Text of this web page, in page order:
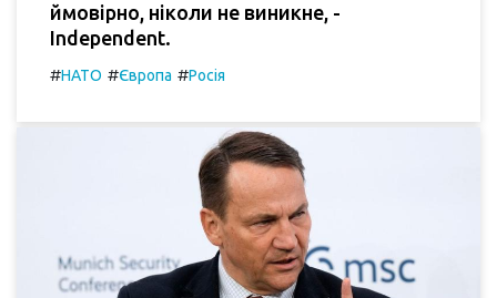
ймовірно, ніколи не виникне, -
Independent.
#НАТО #Європа #Росія